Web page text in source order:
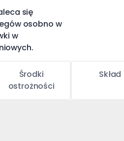
się
osobno w
w
Środki
ostrożności
Skład